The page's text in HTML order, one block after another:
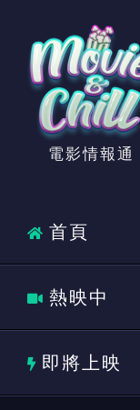
電影情報通
首頁
熱映中
即將上映